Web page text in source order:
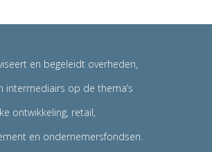
en begeleidt overheden,
intermediairs op de thema’s
ontwikkeling, retail,
en ondernemersfondsen.